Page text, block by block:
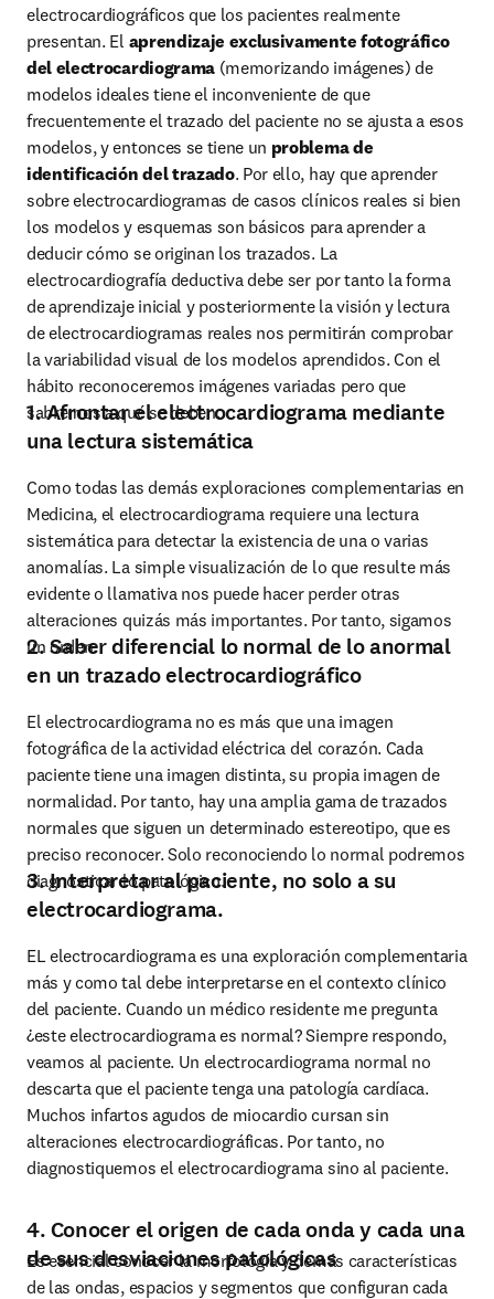
electrocardiográficos que los pacientes realmente
presentan. El aprendizaje exclusivamente fotográfico
del electrocardiograma (memorizando imágenes) de
modelos ideales tiene el inconveniente de que
frecuentemente el trazado del paciente no se ajusta a esos
modelos, y entonces se tiene un problema de
identificación del trazado. Por ello, hay que aprender
sobre electrocardiogramas de casos clínicos reales si bien
los modelos y esquemas son básicos para aprender a
deducir cómo se originan los trazados. La
electrocardiografía deductiva debe ser por tanto la forma
de aprendizaje inicial y posteriormente la visión y lectura
de electrocardiogramas reales nos permitirán comprobar
la variabilidad visual de los modelos aprendidos. Con el
hábito reconoceremos imágenes variadas pero que
sabremos a qué se deben.
1. Afrontar el electrocardiograma mediante
una lectura sistemática
Como todas las demás exploraciones complementarias en
Medicina, el electrocardiograma requiere una lectura
sistemática para detectar la existencia de una o varias
anomalías. La simple visualización de lo que resulte más
evidente o llamativa nos puede hacer perder otras
alteraciones quizás más importantes. Por tanto, sigamos
un orden.
2. Saber diferencial lo normal de lo anormal
en un trazado electrocardiográfico
El electrocardiograma no es más que una imagen
fotográfica de la actividad eléctrica del corazón. Cada
paciente tiene una imagen distinta, su propia imagen de
normalidad. Por tanto, hay una amplia gama de trazados
normales que siguen un determinado estereotipo, que es
preciso reconocer. Solo reconociendo lo normal podremos
diagnosticar lo patológico.
3. Interpretar al paciente, no solo a su
electrocardiograma.
EL electrocardiograma es una exploración complementaria
más y como tal debe interpretarse en el contexto clínico
del paciente. Cuando un médico residente me pregunta
¿este electrocardiograma es normal? Siempre respondo,
veamos al paciente. Un electrocardiograma normal no
descarta que el paciente tenga una patología cardíaca.
Muchos infartos agudos de miocardio cursan sin
alteraciones electrocardiográficas. Por tanto, no
diagnostiquemos el electrocardiograma sino al paciente.
4. Conocer el origen de cada onda y cada una
de sus desviaciones patológicas
Es esencial conocer la morfología y demás características
de las ondas, espacios y segmentos que configuran cada